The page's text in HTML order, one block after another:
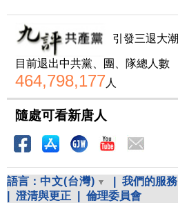
引發三退大潮
目前退出中共黨、團、隊總人數
464,798,177人
隨處可看新唐人
語言： 中文(台灣) 我們的服務
澄清與更正 倫理委員會